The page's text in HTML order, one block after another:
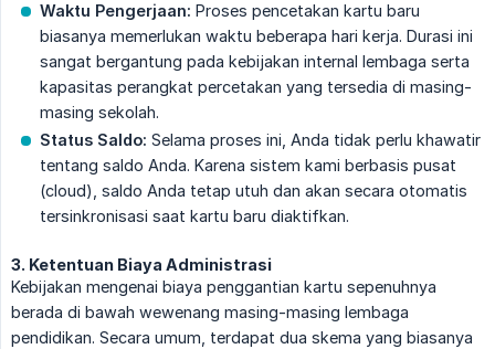
Waktu Pengerjaan: Proses pencetakan kartu baru
biasanya memerlukan waktu beberapa hari kerja. Durasi ini
sangat bergantung pada kebijakan internal lembaga serta
kapasitas perangkat percetakan yang tersedia di masing-
masing sekolah.
Status Saldo: Selama proses ini, Anda tidak perlu khawatir
tentang saldo Anda. Karena sistem kami berbasis pusat
(cloud), saldo Anda tetap utuh dan akan secara otomatis
tersinkronisasi saat kartu baru diaktifkan.
3. Ketentuan Biaya Administrasi
Kebijakan mengenai biaya penggantian kartu sepenuhnya
berada di bawah wewenang masing-masing lembaga
pendidikan. Secara umum, terdapat dua skema yang biasanya